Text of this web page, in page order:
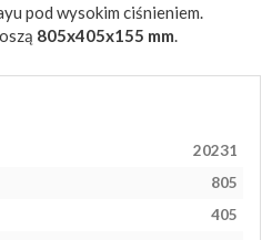
pod wysokim ciśnieniem.
805x405x155 mm.
20231
805
405